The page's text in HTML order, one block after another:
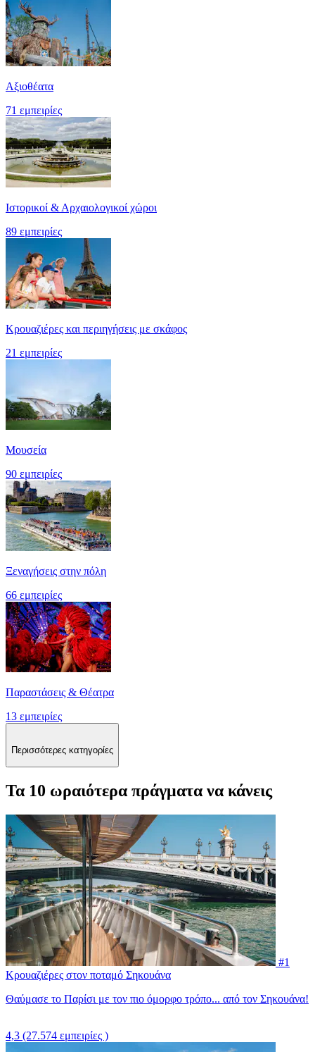
Αξιοθέατα
71 εμπειρίες
Ιστορικοί & Αρχαιολογικοί χώροι
89 εμπειρίες
Κρουαζιέρες και περιηγήσεις με σκάφος
21 εμπειρίες
Μουσεία
90 εμπειρίες
Ξεναγήσεις στην πόλη
66 εμπειρίες
Παραστάσεις & Θέατρα
13 εμπειρίες
Περισσότερες κατηγορίες
Τα 10 ωραιότερα πράγματα να κάνεις
#1
Κρουαζιέρες στον ποταμό Σηκουάνα
Θαύμασε το Παρίσι με τον πιο όμορφο τρόπο... από τον Σηκουάνα!
4,3 (27.574 εμπειρίες )